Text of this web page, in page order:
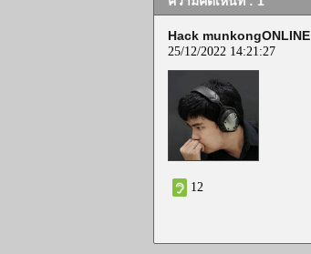
Hack munkongONLINE
25/12/2022 14:21:27
12